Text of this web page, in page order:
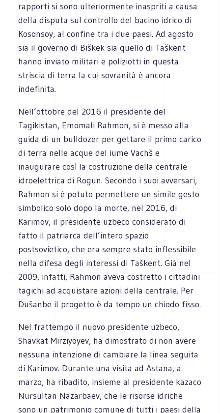
rapporti si sono ulteriormente inaspriti a causa
della disputa sul controllo del bacino idrico di
Kosonsoy, al confine tra i due paesi. Ad agosto
sia il governo di Biškek sia quello di Taškent
hanno inviato militari e poliziotti in questa
striscia di terra la cui sovranità è ancora
indefinita.
Nell’ottobre del 2016 il presidente del
Tagikistan, Emomali Rahmon, si è messo alla
guida di un bulldozer per gettare il primo carico
di terra nelle acque del iume Vachš e
inaugurare così la costruzione della centrale
idroelettrica di Rogun. Secondo i suoi avversari,
Rahmon si è potuto permettere un simile gesto
simbolico solo dopo la morte, nel 2016, di
Karimov, il presidente uzbeco considerato di
fatto il patriarca dell’intero spazio
postsovietico, che era sempre stato inflessibile
nella difesa degli interessi di Taškent. Già nel
2009, infatti, Rahmon aveva costretto i cittadini
tagichi ad acquistare azioni della centrale. Per
Dušanbe il progetto è da tempo un chiodo fisso.
Nel frattempo il nuovo presidente uzbeco,
Shavkat Mirziyoyev, ha dimostrato di non avere
nessuna intenzione di cambiare la linea seguita
di Karimov. Durante una visita ad Astana, a
marzo, ha ribadito, insieme al presidente kazaco
Nursultan Nazarbaev, che le risorse idriche
sono un patrimonio comune di tutti i paesi della